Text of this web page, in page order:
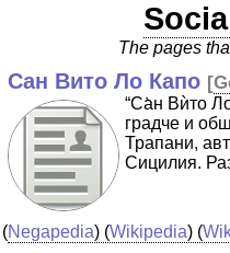
The pages
Сан Вито Ло Капо [
“Са̀н Вѝто
градче и
Трапани,
Сицилия.
(Negapedia) (Wikipedia) (